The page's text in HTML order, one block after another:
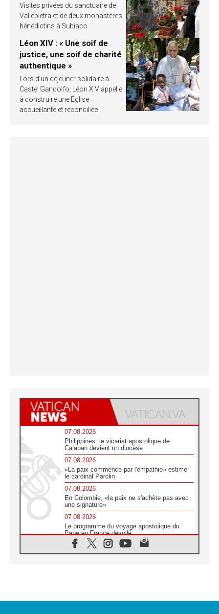
Visites privées du sanctuaire de
Vallepietra et de deux monastères
bénédictins à Subiaco
Léon XIV : « Une soif de
justice, une soif de charité
authentique »
Lors d’un déjeuner solidaire à
Castel Gandolfo, Léon XIV appelle
à construire une Église
accueillante et réconciliée
07.08.2026
Philippines: le vicariat apostolique de
Calapan devient un diocèse
07.08.2026
«La paix commence par l'empathie» estime
le cardinal Parolin
07.08.2026
En Colombie, «la paix ne s'achète pas avec
une signature»
07.08.2026
Le programme du voyage apostolique du
Pape en France dévoilé
07.08.2026
1ère Conférence continentale sur l'éducation
07.08.2026